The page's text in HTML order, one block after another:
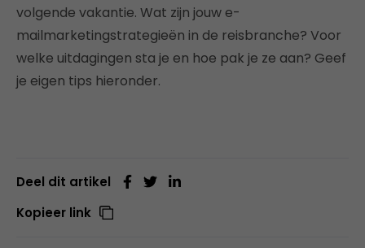
volgende vakantie. Wat zijn jouw e-
mailmarketingstrategieën in de reisbranche? Voor
welke uitdagingen sta je en hoe pak je ze aan? Geef
je eigen tips hieronder.
Deel dit artikel
Kopieer link